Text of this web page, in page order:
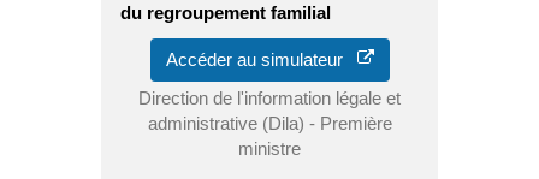
du regroupement familial
Accéder au simulateur
Direction de l'information légale et
administrative (Dila) - Première
ministre